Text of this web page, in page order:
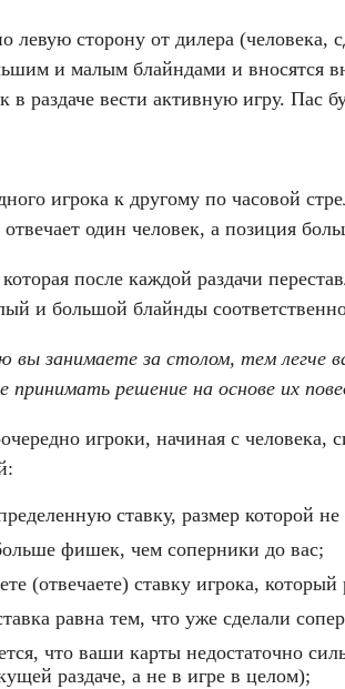
левую сторону от дилера
и малым блайндами и вносятся
в раздаче вести активную игру. Пас
игрока к другому по часовой
отвечает один человек, а позиция
после каждой раздачи
и большой блайнды
занимаете за столом, тем легче
решение на основе их
игроки, начиная с
ставку, размер которой
фишек, чем соперники до вас;
(отвечаете) ставку игрока,
равна тем, что уже сделали
что ваши карты недостаточно
раздаче, а не в игре в целом);